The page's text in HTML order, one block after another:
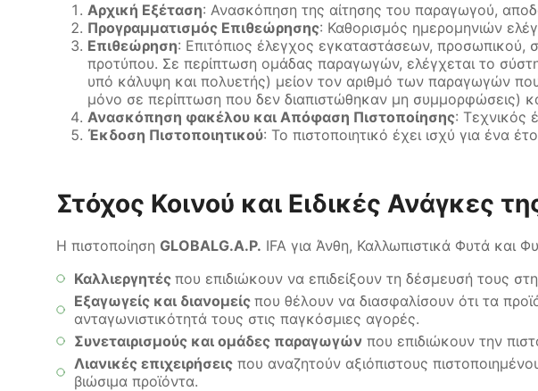
Αρχική Εξέταση: Ανασκόπηση της αίτησης του παραγωγού,
Προγραμματισμός Επιθεώρησης: Καθορισμός ημερομηνιών
Επιθεώρηση: Επιτόπιος έλεγχος εγκαταστάσεων, προσωπικού,
προτύπου. Σε περίπτωση ομάδας παραγωγών, ελέγχεται το
υπό κάλυψη και πολυετής) μείον τον αριθμό των παραγωγών
μόνο σε περίπτωση που δεν διαπιστώθηκαν μη συμμορφώσεις)
Ανασκόπηση φακέλου και Απόφαση Πιστοποίησης: Τεχνικός
Έκδοση Πιστοποιητικού: Το πιστοποιητικό έχει ισχύ για ένα
Στόχος Κοινού και Ειδικές Ανάγκες
Η πιστοποίηση GLOBALG.A.P. IFA για Άνθη, Καλλωπιστικά Φυτά και
Καλλιεργητές που επιδιώκουν να επιδείξουν τη δέσμευσή τους
Εξαγωγείς και διανομείς που θέλουν να διασφαλίσουν ότι τα
ανταγωνιστικότητά τους στις παγκόσμιες αγορές.
Συνεταιρισμούς και ομάδες παραγωγών που επιδιώκουν την
Λιανικές επιχειρήσεις που αναζητούν αξιόπιστους
βιώσιμα προϊόντα.